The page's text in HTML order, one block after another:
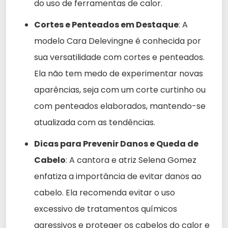
do uso de ferramentas de calor.
Cortes e Penteados em Destaque: A
modelo Cara Delevingne é conhecida por
sua versatilidade com cortes e penteados.
Ela não tem medo de experimentar novas
aparências, seja com um corte curtinho ou
com penteados elaborados, mantendo-se
atualizada com as tendências.
Dicas para Prevenir Danos e Queda de
Cabelo: A cantora e atriz Selena Gomez
enfatiza a importância de evitar danos ao
cabelo. Ela recomenda evitar o uso
excessivo de tratamentos químicos
agressivos e proteger os cabelos do calor e